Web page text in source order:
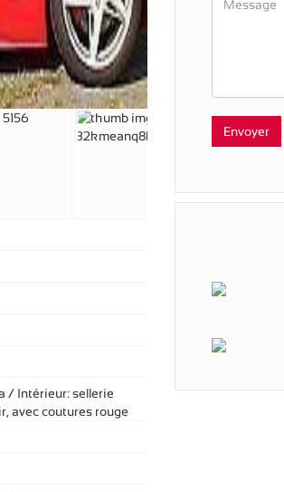
/ Intérieur: sellerie
avec coutures rouge